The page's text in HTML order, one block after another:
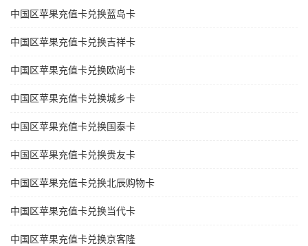
中国区苹果充值卡兑换蓝岛卡
中国区苹果充值卡兑换吉祥卡
中国区苹果充值卡兑换欧尚卡
中国区苹果充值卡兑换城乡卡
中国区苹果充值卡兑换国泰卡
中国区苹果充值卡兑换贵友卡
中国区苹果充值卡兑换北辰购物卡
中国区苹果充值卡兑换当代卡
中国区苹果充值卡兑换京客隆